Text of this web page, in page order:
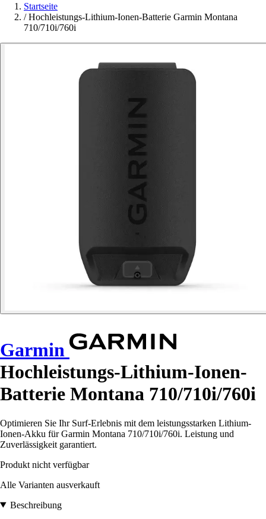
Startseite
/ Hochleistungs-Lithium-Ionen-Batterie Garmin Montana
710/710i/760i
Garmin
Hochleistungs-Lithium-Ionen-
Batterie Montana 710/710i/760i
Optimieren Sie Ihr Surf-Erlebnis mit dem leistungsstarken Lithium-
Ionen-Akku für Garmin Montana 710/710i/760i. Leistung und
Zuverlässigkeit garantiert.
Produkt nicht verfügbar
Alle Varianten ausverkauft
Beschreibung